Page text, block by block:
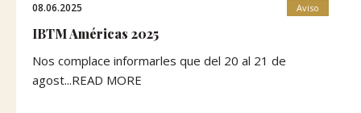
08.06.2025 Aviso
IBTM Américas 2025
Nos complace informarles que del 20 al 21 de
agost...READ MORE